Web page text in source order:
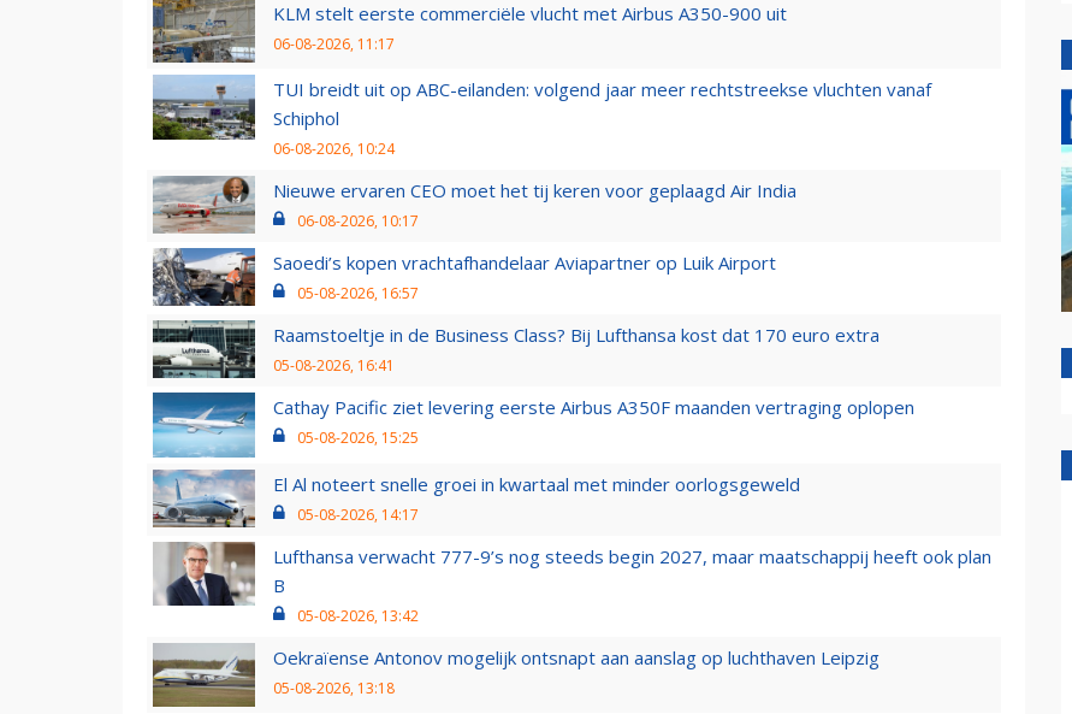
KLM stelt eerste commerciële vlucht met Airbus A350-900 uit
06-08-2026, 11:17
TUI breidt uit op ABC-eilanden: volgend jaar meer rechtstreekse vluchten vanaf
Schiphol
06-08-2026, 10:24
Nieuwe ervaren CEO moet het tij keren voor geplaagd Air India
06-08-2026, 10:17
Saoedi’s kopen vrachtafhandelaar Aviapartner op Luik Airport
05-08-2026, 16:57
Raamstoeltje in de Business Class? Bij Lufthansa kost dat 170 euro extra
05-08-2026, 16:41
Cathay Pacific ziet levering eerste Airbus A350F maanden vertraging oplopen
05-08-2026, 15:25
El Al noteert snelle groei in kwartaal met minder oorlogsgeweld
05-08-2026, 14:17
Lufthansa verwacht 777-9’s nog steeds begin 2027, maar maatschappij heeft ook plan
B
05-08-2026, 13:42
Oekraïense Antonov mogelijk ontsnapt aan aanslag op luchthaven Leipzig
05-08-2026, 13:18